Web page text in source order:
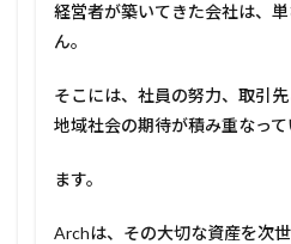
経営者が築いてきた会社は、
ん。
そこには、社員の努力、取引先
地域社会の期待が積み重なって
ます。
Archは、その大切な資産を次世